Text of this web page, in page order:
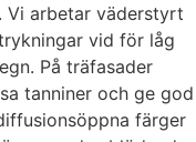
Vi arbetar väderstyrt
vid för låg
På träfasader
tanniner och ge god
färger